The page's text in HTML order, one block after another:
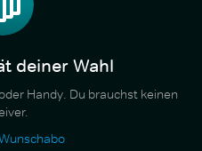
deiner Wahl
Handy. Du brauchst keinen